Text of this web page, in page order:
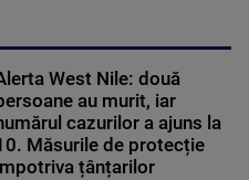
West Nile: două
au murit, iar
cazurilor a ajuns la
Măsurile de protecție
țânțarilor